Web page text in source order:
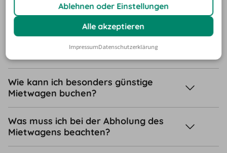
Wo kann ich ein Mietfahrzeug buchen?
Welche Versicherungen benötige ich
Wie kann ich besonders günstige
Mietwagen buchen?
Was muss ich bei der Abholung des
Mietwagens beachten?
Ablehnen oder Einstellungen
Alle akzeptieren
ImpressumDatenschutzerklärung